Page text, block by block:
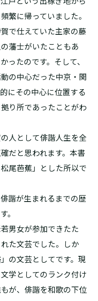
繁に帰っていました。
で仕えていた主家の藤
藩士がいたこともあ
ったのです。そして、
の中心だった中京・関
にその中心に位置する
り所であったことがわ
人として俳諧人生を全
だと思われます。本書
尾芭蕉」とした所以で
諧が生まれるまでの歴
。
男女が参加できたた
た文芸でした。しか
の文芸としてです。現
学としてのランク付け
が、俳諧を和歌の下位